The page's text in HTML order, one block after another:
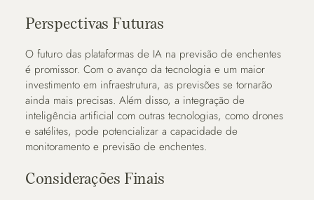
Perspectivas Futuras
O futuro das plataformas de IA na previsão de enchentes
é promissor. Com o avanço da tecnologia e um maior
investimento em infraestrutura, as previsões se tornarão
ainda mais precisas. Além disso, a integração de
inteligência artificial com outras tecnologias, como drones
e satélites, pode potencializar a capacidade de
monitoramento e previsão de enchentes.
Considerações Finais